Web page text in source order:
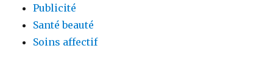
Publicité
Santé beauté
Soins affectif